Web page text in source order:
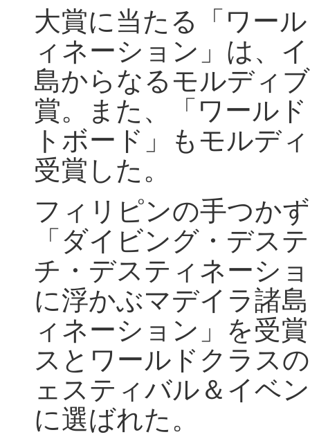
大賞に当たる「ワー
ィネーション」は、
島からなるモルディ
賞。また、「ワール
トボード」もモルデ
受賞した。
フィリピンの手つか
「ダイビング・デス
チ・デスティネーシ
に浮かぶマデイラ諸
ィネーション」を受
スとワールドクラス
ェスティバル＆イベ
に選ばれた。